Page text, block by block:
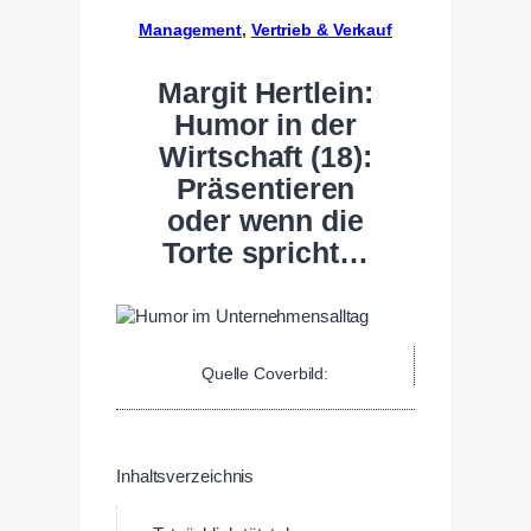
Management, Vertrieb & Verkauf
Margit Hertlein:
Humor in der
Wirtschaft (18):
Präsentieren
oder wenn die
Torte spricht…
Quelle Coverbild:
Inhaltsverzeichnis